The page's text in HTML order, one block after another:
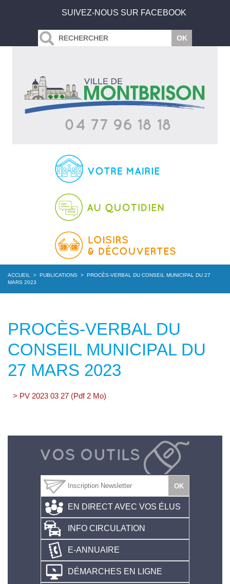
SUIVEZ-NOUS SUR FACEBOOK
ACCUEIL > PUBLICATIONS > PROCÈS-VERBAL DU CONSEIL MUNICIPAL DU 27
MARS 2023
PROCÈS-VERBAL DU
CONSEIL MUNICIPAL DU
27 MARS 2023
> PV 2023 03 27 (Pdf 2 Mo)
EN DIRECT AVEC VOS ÉLUS
INFO CIRCULATION
E-ANNUAIRE
DÉMARCHES EN LIGNE